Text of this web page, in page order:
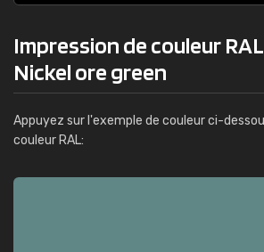
Impression de couleur
Nickel ore green
Appuyez sur l'exemple de couleur ci-
couleur RAL: